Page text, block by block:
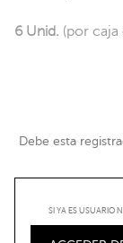
6 Unid. (por caja
Debe esta
SI YA ES USUARIO